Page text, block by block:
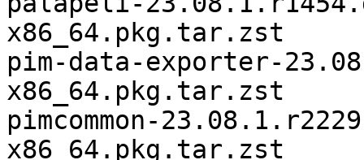
x86_64.pkg.tar.zst
pim-data-exporter-
x86_64.pkg.tar.zst
pimcommon-
x86_64.pkg.tar.zst